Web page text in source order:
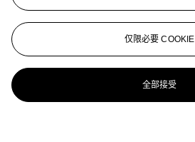
仅限必要 COOKIE
全部接受